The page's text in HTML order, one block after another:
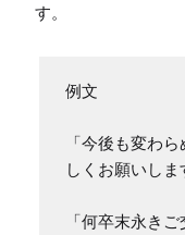
す。
例文
「今後も変わ
しくお願いしま
「何卒末永き